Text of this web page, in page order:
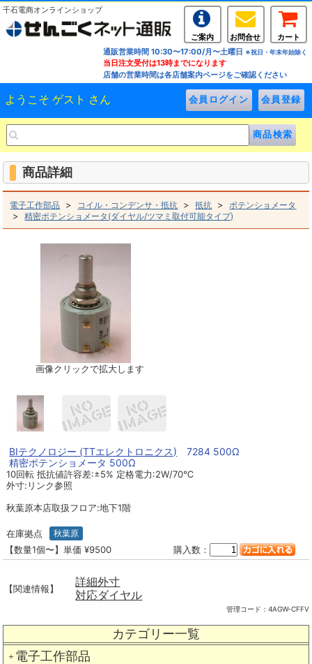
千石電商オンラインショップ
ご案内 お問合せ
カート
通販営業時間 10:30〜17:00/月〜土曜日 ※祝日・年末年始除く
当日注文受付は13時までになります
店舗の営業時間は各店舗案内ページをご確認ください
ようこそ ゲスト さん
カテゴリー一覧
＋ 電子工作部品
商品詳細
電子工作部品 > コイル・コンデンサ・抵抗 >抵抗 > ポテンショメータ
>精密ポテンショメータ(ダイヤル/ツマミ取付可能タイプ)
画像クリックで拡大します
BIテクノロジー (TTエレクトロニクス) 7284 500Ω
精密ポテンショメータ 500Ω
10回転 抵抗値許容差:±5% 定格電力:2W/70℃
外寸:リンク参照
秋葉原本店取扱フロア:地下1階
在庫拠点 秋葉原
【数量1個〜】単価 ¥9500 購入数：
【関連情報】
詳細外寸
対応ダイヤル
管理コード： 4AGW-CFFV